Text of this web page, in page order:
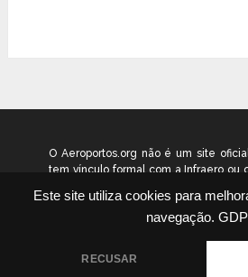
Este site utiliza cookies para
navegação.
RECUSAR
O Aeroportos.org não é um site
tem vínculo formal com a Infraero ou
como um guia independente de
público geral. © 2026